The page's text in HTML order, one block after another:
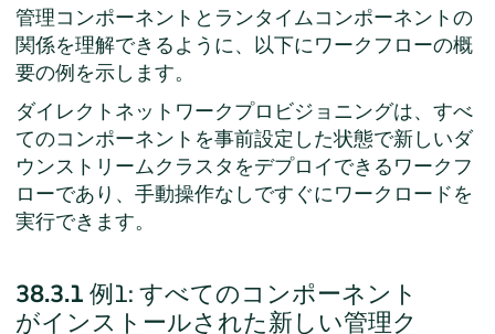
管理コンポーネントとランタイムコンポーネントの
関係を理解できるように、以下にワークフローの概
要の例を示します。
ダイレクトネットワークプロビジョニングは、すべ
てのコンポーネントを事前設定した状態で新しいダ
ウンストリームクラスタをデプロイできるワークフ
ローであり、手動操作なしですぐにワークロードを
実行できます。
38.3.1 例1: すべてのコンポーネント
がインストールされた新しい管理ク